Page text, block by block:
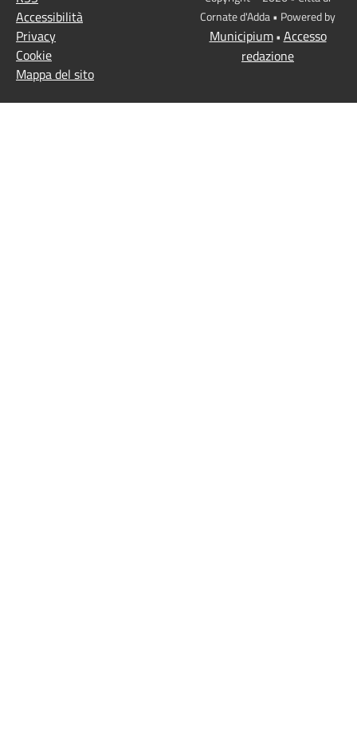
Accessibilità
Privacy
Cookie
Mappa del sito
Cornate d'Adda • Powered by
Municipium• Accesso
redazione